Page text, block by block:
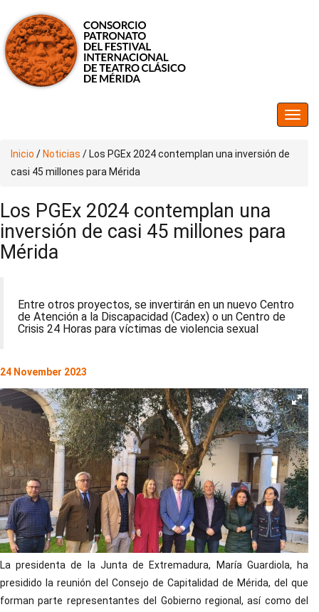
Inicio / Noticias / Los PGEx 2024 contemplan una inversión de
casi 45 millones para Mérida
Los PGEx 2024 contemplan una
inversión de casi 45 millones para
Mérida
Entre otros proyectos, se invertirán en un nuevo Centro
de Atención a la Discapacidad (Cadex) o un Centro de
Crisis 24 Horas para víctimas de violencia sexual
24 November 2023
La presidenta de la Junta de Extremadura, María Guardiola, ha
presidido la reunión del Consejo de Capitalidad de Mérida, del que
forman parte representantes del Gobierno regional, así como del